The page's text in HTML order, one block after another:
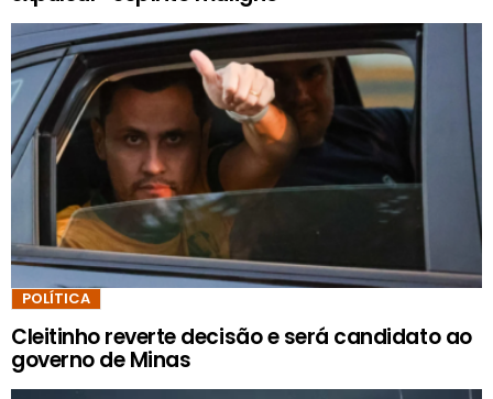
POLÍTICA
Cleitinho reverte decisão e será candidato ao
governo de Minas